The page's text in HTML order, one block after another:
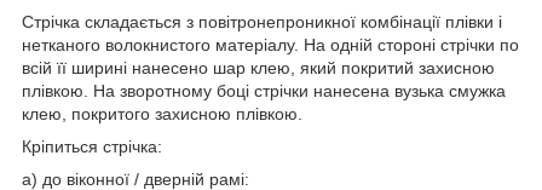
Стрічка складається з повітронепроникної комбінації плівки і
нетканого волокнистого матеріалу. На одній стороні стрічки по
всій її ширині нанесено шар клею, який покритий захисною
плівкою. На зворотному боці стрічки нанесена вузька смужка
клею, покритого захисною плівкою.
Кріпиться стрічка:
а) до віконної / дверній рамі: